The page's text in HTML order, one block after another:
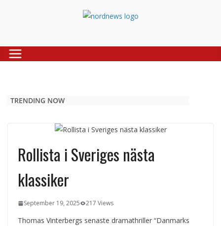
TRENDING NOW
Rollista i Sveriges nästa
klassiker
September 19, 2025 217 Views
Thomas Vinterbergs senaste dramathriller “Danmarks